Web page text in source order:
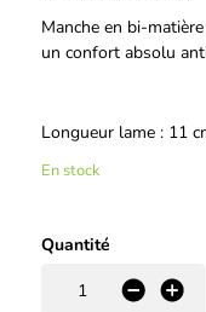
Manche en bi-
un confort absolu
Longueur lame : 11
En stock
Quantité
+
-